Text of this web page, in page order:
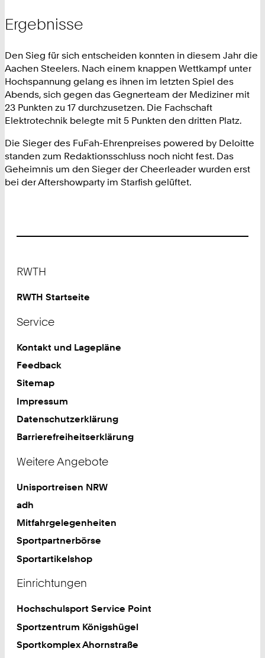
Ergebnisse
Den Sieg für sich entscheiden konnten in diesem Jahr die
Aachen Steelers. Nach einem knappen Wettkampf unter
Hochspannung gelang es ihnen im letzten Spiel des
Abends, sich gegen das Gegnerteam der Mediziner mit
23 Punkten zu 17 durchzusetzen. Die Fachschaft
Elektrotechnik belegte mit 5 Punkten den dritten Platz.
Die Sieger des FuFah-Ehrenpreises powered by Deloitte
standen zum Redaktionsschluss noch nicht fest. Das
Geheimnis um den Sieger der Cheerleader wurden erst
bei der Aftershowparty im Starfish gelüftet.
RWTH
RWTH Startseite
Service
Kontakt und Lagepläne
Feedback
Sitemap
Impressum
Datenschutzerklärung
Barrierefreiheitserklärung
Weitere Angebote
Unisportreisen NRW
adh
Mitfahrgelegenheiten
Sportpartnerbörse
Sportartikelshop
Einrichtungen
Hochschulsport Service Point
Sportzentrum Königshügel
Sportkomplex Ahornstraße